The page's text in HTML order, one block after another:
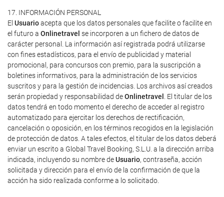
17. INFORMACIÓN PERSONAL
El Usuarioacepta que los datos personales que facilite o facilite en
el futuro a Onlinetravel se incorporen a un fichero de datos de
carácter personal. La información así registrada podrá utilizarse
con fines estadísticos, para el envío de publicidad y material
promocional, para concursos con premio, para la suscripción a
boletines informativos, para la administración de los servicios
suscritos y para la gestión de incidencias. Los archivos así creados
serán propiedad y responsabilidad deOnlinetravel
. El titular de los
datos tendrá en todo momento el derecho de acceder al registro
automatizado para ejercitar los derechos de rectificación,
cancelación o oposición, en los términos recogidos en la legislación
de protección de datos. A tales efectos, el titular de los datos deberá
enviar un escrito a Global Travel Booking, S.L.U. a la dirección arriba
indicada, incluyendo su nombre deUsuario, contraseña, acción
solicitada y dirección para el envío de la confirmación de que la
acción ha sido realizada conforme a lo solicitado.